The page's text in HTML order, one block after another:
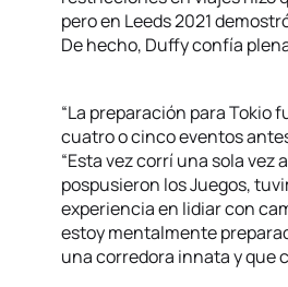
pero en Leeds 2021
De hecho, Duffy confía
“La preparación para Tokio
cuatro o cinco eventos
“Esta vez corrí una sola vez
pospusieron los Juegos,
experiencia en lidiar con
estoy mentalmente
una corredora innata y que